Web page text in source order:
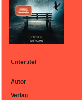
Untertitel
Autor
Verlag